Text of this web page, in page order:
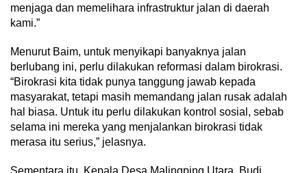
menjaga dan memelihara infrastruktur jalan di daerah
kami.”
Menurut Baim, untuk menyikapi banyaknya jalan
berlubang ini, perlu dilakukan reformasi dalam birokrasi.
“Birokrasi kita tidak punya tanggung jawab kepada
masyarakat, tetapi masih memandang jalan rusak adalah
hal biasa. Untuk itu perlu dilakukan kontrol sosial, sebab
selama ini mereka yang menjalankan birokrasi tidak
merasa itu serius,” jelasnya.